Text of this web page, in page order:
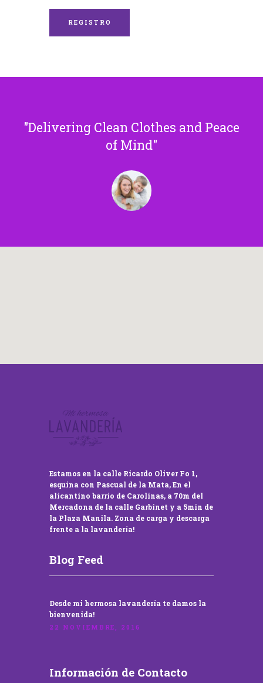
Delivering Clean Clothes and Peace
of Mind
Estamos en la calle Ricardo Oliver Fo 1,
esquina con Pascual de la Mata, En el
alicantino barrio de Carolinas, a 70m del
Mercadona de la calle Garbinet y a 5min de
la Plaza Manila. Zona de carga y descarga
frente a la lavandería!
Blog Feed
Desde mi hermosa lavandería te damos la
bienvenida!
22 NOVIEMBRE, 2016
Información de Contacto